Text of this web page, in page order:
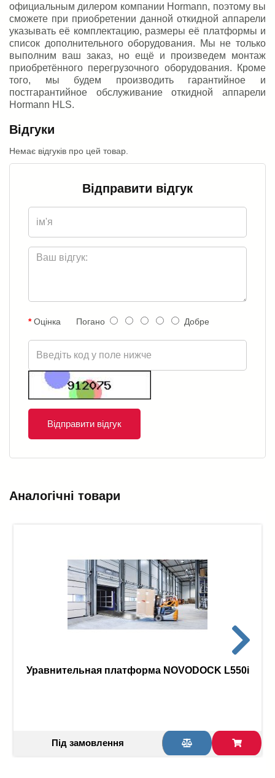
официальным дилером компании Hormann, поэтому вы
сможете при приобретении данной откидной аппарели
указывать её комплектацию, размеры её платформы и
список дополнительного оборудования. Мы не только
выполним ваш заказ, но ещё и произведем монтаж
приобретённого перегрузочного оборудования. Кроме
того, мы будем производить гарантийное и
постгарантийное обслуживание откидной аппарели
Hormann HLS.
Відгуки
Немає відгуків про цей товар.
Відправити відгук
Оцінка Погано Добре
Відправити відгук
Аналогічні товари
Уравнительная платформа NOVODOCK L550i
Під замовлення